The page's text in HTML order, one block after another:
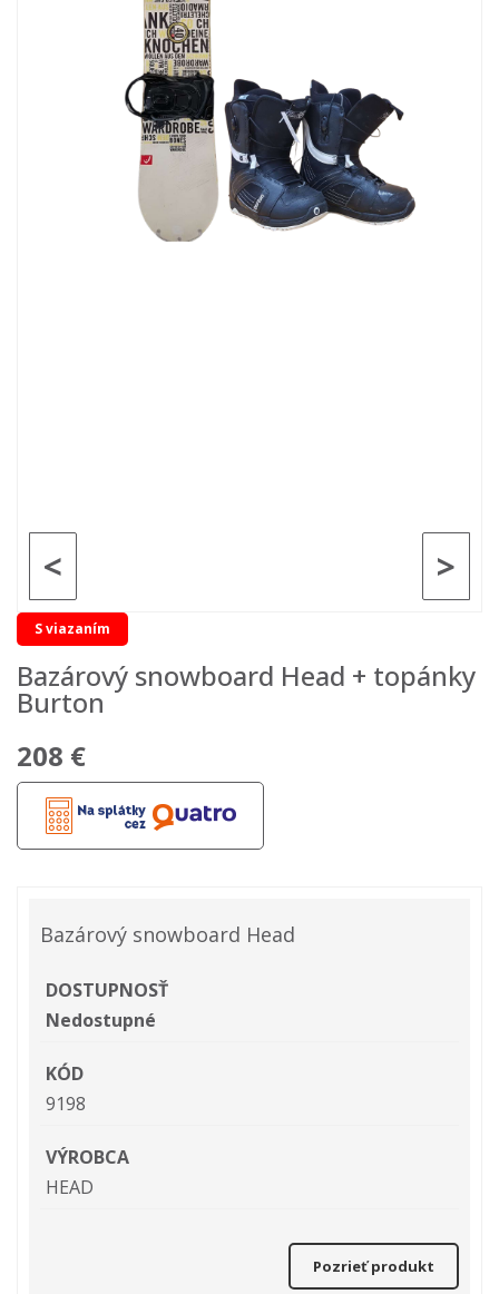
>
<
S viazaním
Bazárový snowboard Head + topánky
Burton
208 €
Bazárový snowboard Head
DOSTUPNOSŤ
Nedostupné
KÓD
9198
VÝROBCA
HEAD
Pozrieť produkt